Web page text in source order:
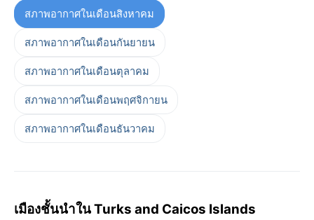
สภาพอากาศในเดือนสิงหาคม
สภาพอากาศในเดือนกันยายน
สภาพอากาศในเดือนตุลาคม
สภาพอากาศในเดือนพฤศจิกายน
สภาพอากาศในเดือนธันวาคม
เมืองชั้นนำใน Turks and Caicos Islands